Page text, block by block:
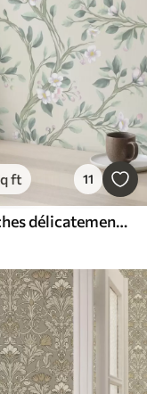
ft 11
Papier peint Branches délicatement fleuries sur fond crème, couleurs pastel